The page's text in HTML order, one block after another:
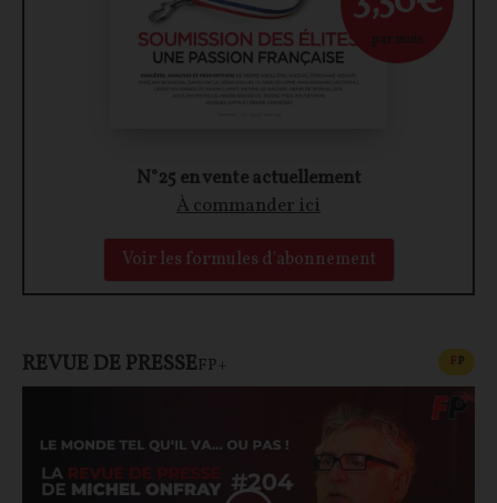
N°25 en vente actuellement
À commander ici
Voir les formules d'abonnement
par mois
REVUE DE PRESSEFP+ FP